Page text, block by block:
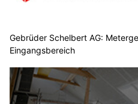
Gebrüder Schelbert AG:
Eingangsbereich